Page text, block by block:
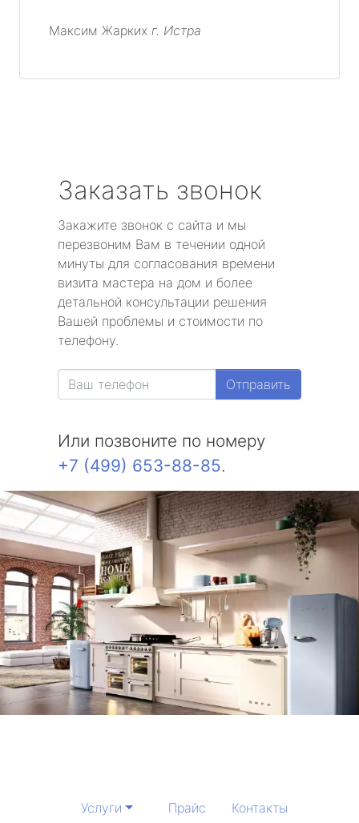
Максим Жарких г. Истра
Заказать звонок
Закажите звонок с сайта и мы
перезвоним Вам в течении одной
минуты для согласования времени
визита мастера на дом и более
детальной консультации решения
Вашей проблемы и стоимости по
телефону.
Отправить
Или позвоните по номеру
+7 (499) 653-88-85.
Услуги Прайс Контакты